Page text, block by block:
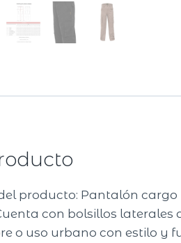
producto: Pantalón cargo
con bolsillos
o uso urbano con estilo y